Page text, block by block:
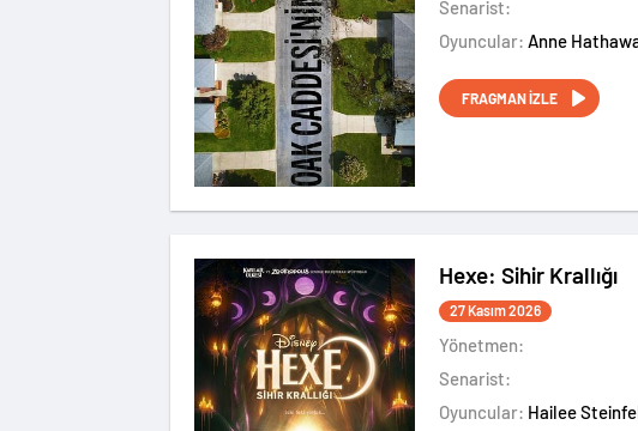
Senarist:
Oyuncular:
FRAGMAN İZLE
Hexe: Sihir Krallığı
27 Kasım 2026
Yönetmen:
Senarist:
Oyuncular: